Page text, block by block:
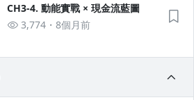
CH3-4. 動能實戰 × 現金流藍圖
3,774
8個月前